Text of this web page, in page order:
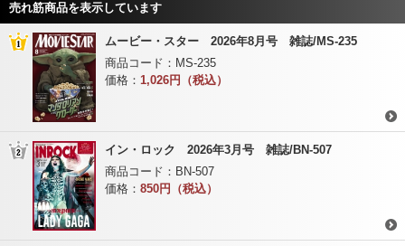
売れ筋商品を表示しています
ムービー・スター 2026年8月号 雑誌/MS-235
商品コード： MS-235
価格： 1,026円（税込）
イン・ロック 2026年3月号 雑誌/BN-507
商品コード： BN-507
価格： 850円（税込）